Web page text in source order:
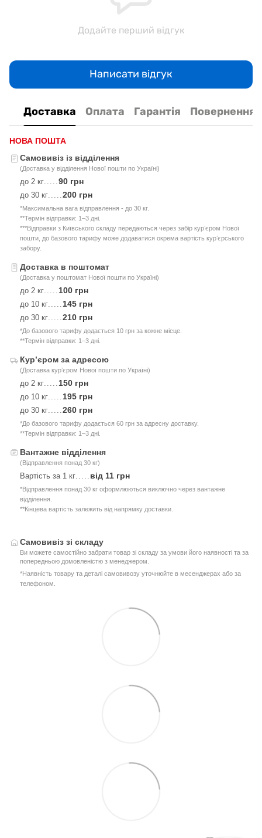
Додайте перший відгук
Написати відгук
Доставка Оплата Гарантія Повернення
НОВА ПОШТА
Самовивіз із відділення
(Доставка у відділення Нової пошти по Україні)
до 2 кг 90 грн
до 30 кг 200 грн
*Максимальна вага відправлення - до 30 кг.
**Термін відправки: 1–3 дні.
***Відправки з Київського складу передаються через забір курʼєром Нової
пошти, до базового тарифу може додаватися окрема вартість курʼєрського
забору.
Доставка в поштомат
(Доставка у поштомат Нової пошти по Україні)
до 2 кг 100 грн
до 10 кг 145 грн
до 30 кг 210 грн
*До базового тарифу додається 10 грн за кожне місце.
**Термін відправки: 1–3 дні.
Курʼєром за адресою
(Доставка курʼєром Нової пошти по Україні)
до 2 кг 150 грн
до 10 кг 195 грн
до 30 кг 260 грн
*До базового тарифу додається 60 грн за адресну доставку.
**Термін відправки: 1–3 дні.
Вантажне відділення
(Відправлення понад 30 кг)
Вартість за 1 кг від 11 грн
*Відправлення понад 30 кг оформлюються виключно через вантажне
відділення.
**Кінцева вартість залежить від напрямку доставки.
Самовивіз зі складу
Ви можете самостійно забрати товар зі складу за умови його наявності та за
попередньою домовленістю з менеджером.
*Наявність товару та деталі самовивозу уточнюйте в месенджерах або за
телефоном.